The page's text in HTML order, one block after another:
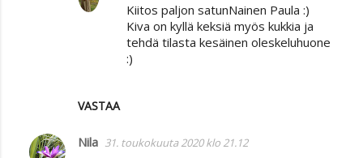
VASTAA
Kiitos paljon satunNainen Paula :)
Kiva on kyllä keksiä myös kukkia ja
tehdä tilasta kesäinen oleskeluhuone
:)
Nila 31. toukokuuta 2020 klo 21.12